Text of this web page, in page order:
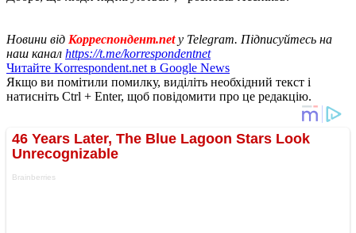
Новини від Корреспондент.netу Telegram. Підписуйтесь на
наш канал https://t.me/korrespondentnet
Читайте Korrespondent.net в Google News
Якщо ви помітили помилку, виділіть необхідний текст і
натисніть Ctrl + Enter, щоб повідомити про це редакцію.